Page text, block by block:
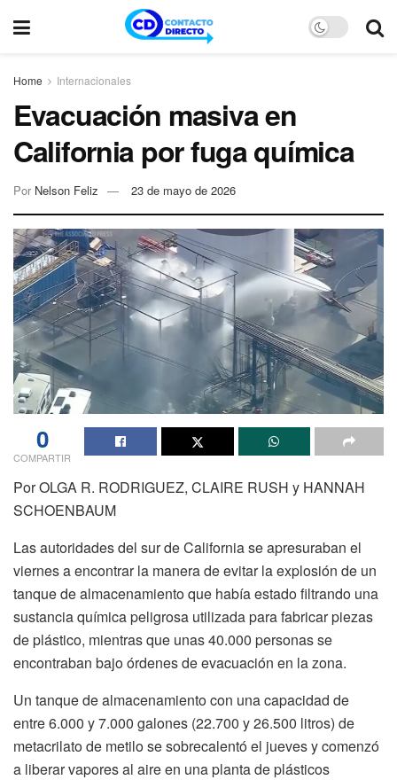
Home Internacionales
Evacuación masiva en
California por fuga química
Por Nelson Feliz 23 de mayo de 2026
0
COMPARTIR
Por OLGA R. RODRIGUEZ, CLAIRE RUSH y HANNAH
SCHOENBAUM
Las autoridades del sur de California se apresuraban el
viernes a encontrar la manera de evitar la explosión de un
tanque de almacenamiento que había estado filtrando una
sustancia química peligrosa utilizada para fabricar piezas
de plástico, mientras que unas 40.000 personas se
encontraban bajo órdenes de evacuación en la zona.
Un tanque de almacenamiento con una capacidad de
entre 6.000 y 7.000 galones (22.700 y 26.500 litros) de
metacrilato de metilo se sobrecalentó el jueves y comenzó
a liberar vapores al aire en una planta de plásticos